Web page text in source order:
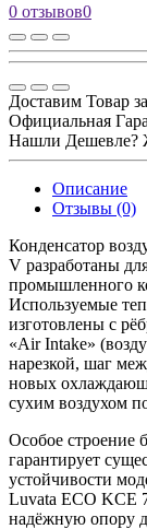
0 отзывов0
Доставим Товар
Официальная
Нашли Дешевле?
Описание
Отзывы (0)
Конденсатор
V разработаны
промышленного
Используемые
изготовлены с
«Air Intake»
нарезкой, шаг
новых
сухим воздухом
Особое строение
гарантирует
устойчивости
Luvata ECO KCE
надёжную опору